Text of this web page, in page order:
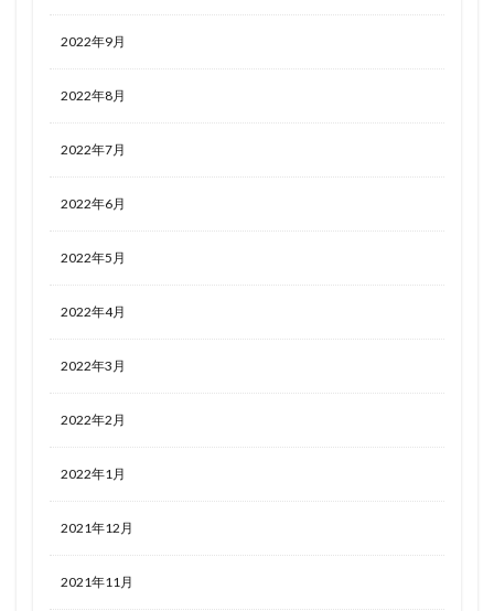
2022年9月
2022年8月
2022年7月
2022年6月
2022年5月
2022年4月
2022年3月
2022年2月
2022年1月
2021年12月
2021年11月